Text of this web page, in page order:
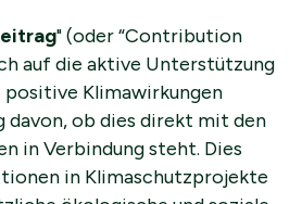
" (oder “Contribution
auf die aktive Unterstützung
Klimawirkungen
davon, ob dies direkt mit den
in Verbindung steht. Dies
in Klimaschutzprojekte